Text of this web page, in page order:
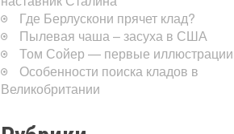
Где Берлускони прячет клад?
Пылевая чаша – засуха в США
Том Сойер — первые иллюстрации
Особенности поиска кладов в
Великобритании